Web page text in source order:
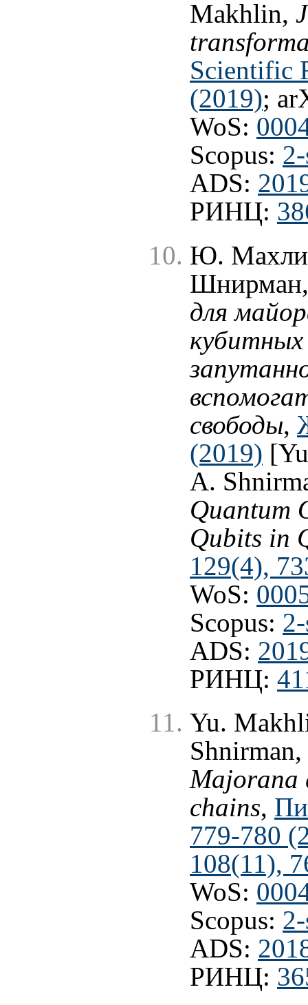
Makhlin,
Scientific
(2019);
WoS:
Scopus:
ADS:
РИНЦ:
Ю.
для
кубитных
свободы,
(2019)
A.
Quantum
Qubits in
129(4),
WoS:
Scopus:
ADS:
РИНЦ:
Yu.
Shnirman,
Majorana
chains,
779-780
108(11),
WoS:
Scopus:
ADS:
РИНЦ: